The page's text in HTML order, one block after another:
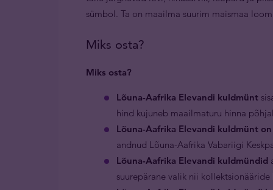
sümbol. Ta on maailma suurim maismaa
Miks osta?
Miks osta?
Lõuna-Aafrika Elevandi kuldmünt
hind kujuneb maailmaturu hinna
Lõuna-Aafrika Elevandi kuldmünt on
andnud Lõuna-Aafrika Vabariigi
Lõuna-Aafrika Elevandi kuldmündid
suurepärane valik nii